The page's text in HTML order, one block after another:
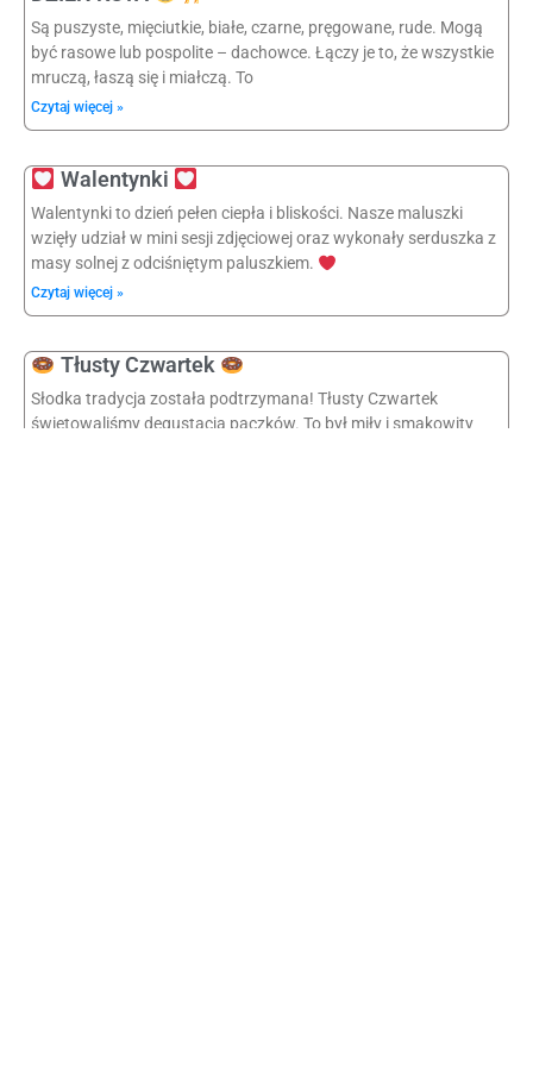
Są puszyste, mięciutkie, białe, czarne, pręgowane, rude. Mogą
być rasowe lub pospolite – dachowce. Łączy je to, że wszystkie
mruczą, łaszą się i miałczą. To
Czytaj więcej »
Walentynki
Walentynki to dzień pełen ciepła i bliskości. Nasze maluszki
wzięły udział w mini sesji zdjęciowej oraz wykonały serduszka z
masy solnej z odciśniętym paluszkiem.
Czytaj więcej »
Tłusty Czwartek
Słodka tradycja została podtrzymana! Tłusty Czwartek
świętowaliśmy degustacją pączków. To był miły i smakowity